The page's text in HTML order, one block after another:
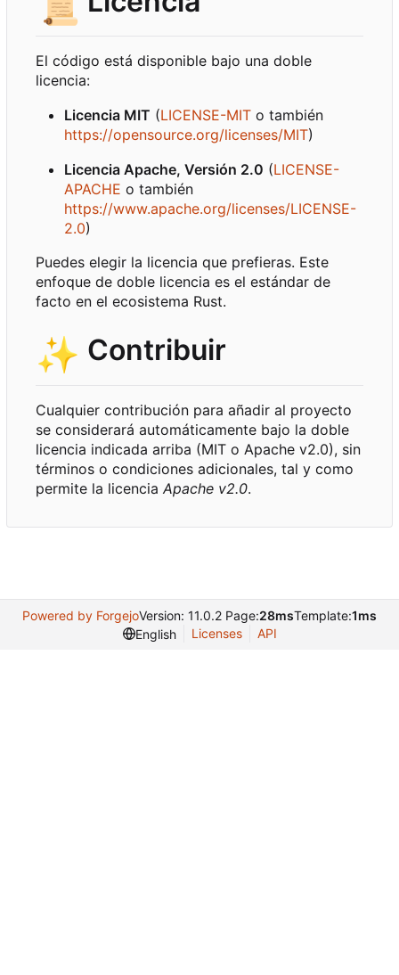
El código está disponible bajo una doble
licencia:
Licencia MIT (LICENSE-MIT o también
https://opensource.org/licenses/MIT)
Licencia Apache, Versión 2.0 (LICENSE-
APACHE o también
https://www.apache.org/licenses/LICENSE-
2.0)
Puedes elegir la licencia que prefieras. Este
enfoque de doble licencia es el estándar de
facto en el ecosistema Rust.
✨ Contribuir
Cualquier contribución para añadir al proyecto
se considerará automáticamente bajo la doble
licencia indicada arriba (MIT o Apache v2.0), sin
términos o condiciones adicionales, tal y como
permite la licencia Apache v2.0.
Powered by ForgejoVersion: 11.0.2 Page:28msTemplate:1ms
English
Licenses API